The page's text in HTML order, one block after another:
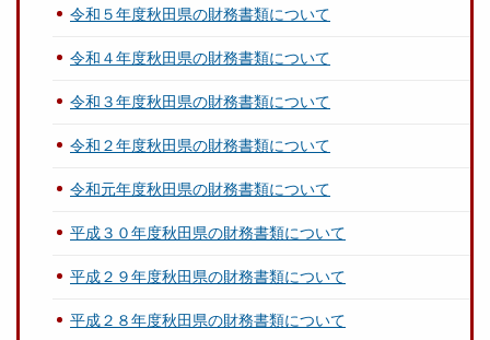
令和５年度秋田県の財務書類について
令和４年度秋田県の財務書類について
令和３年度秋田県の財務書類について
令和２年度秋田県の財務書類について
令和元年度秋田県の財務書類について
平成３０年度秋田県の財務書類について
平成２９年度秋田県の財務書類について
平成２８年度秋田県の財務書類について